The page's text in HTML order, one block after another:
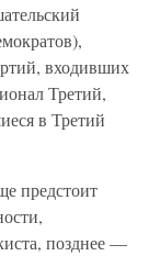
входивших
Третий,
в Третий
предстоит
позднее —